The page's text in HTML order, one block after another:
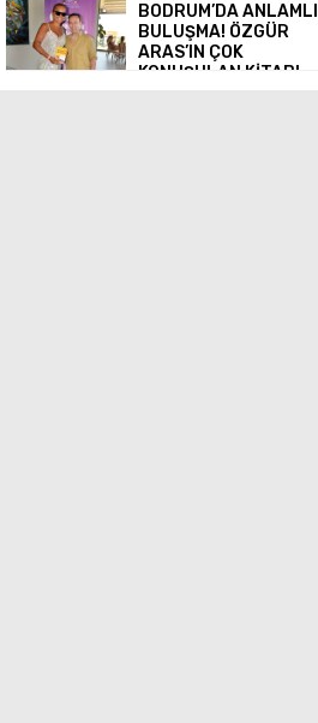
BODRUM’DA ANLAMLI
BULUŞMA! ÖZGÜR
ARAS’IN ÇOK
KONUŞULAN KİTABI